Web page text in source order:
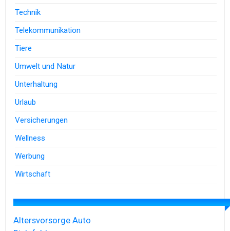
Technik
Telekommunikation
Tiere
Umwelt und Natur
Unterhaltung
Urlaub
Versicherungen
Wellness
Werbung
Wirtschaft
Altersvorsorge Auto